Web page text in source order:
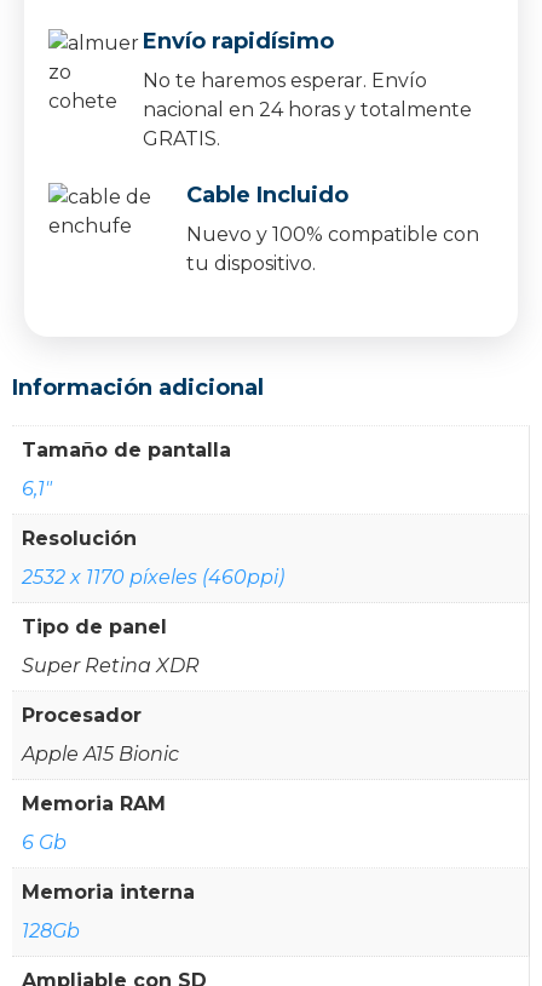
Envío rapidísimo
No te haremos esperar. Envío
nacional en 24 horas y totalmente
GRATIS.
Cable Incluido
Nuevo y 100% compatible con
tu dispositivo.
Información adicional
Tamaño de pantalla
6,1"
Resolución
2532 x 1170 píxeles (460ppi)
Tipo de panel
Super Retina XDR
Procesador
Apple A15 Bionic
Memoria RAM
6 Gb
Memoria interna
128Gb
Ampliable con SD